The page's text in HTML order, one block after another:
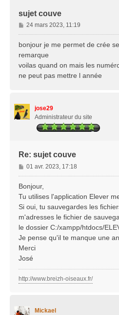
sujet couve
M
e
s
g
e
24 mars 2023, 11:19
bonjour je me permet de crée
remarque
voilas quand on mais les
ne peut pas mettre l année
jose29
Administrateur du site
Re: sujet couve
M
e
s
g
e
01 avr. 2023, 17:18
Bonjour,
Tu utilises l'application Elever
Si oui, tu sauvegardes les
m'adresses le fichier de
le dossier C:/xampp/htdocs/
Je pense qu'il te manque une
Merci
José
http://www.breizh-oiseaux.fr/
Mickael